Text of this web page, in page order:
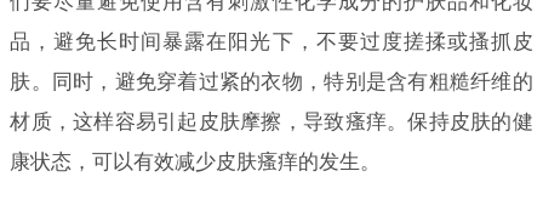
品，避免长时间暴露在阳光下，不要过度搓揉或搔抓皮
肤。同时，避免穿着过紧的衣物，特别是含有粗糙纤维的
材质，这样容易引起皮肤摩擦，导致瘙痒。保持皮肤的健
康状态，可以有效减少皮肤瘙痒的发生。